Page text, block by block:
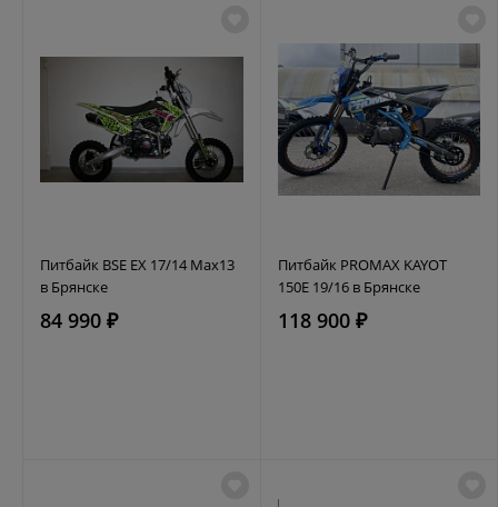
Питбайк BSE EX 17/14 Max13
в Брянске
84 990 ₽
Питбайк PROMAX KAYOT
150E 19/16 в Брянске
118 900 ₽